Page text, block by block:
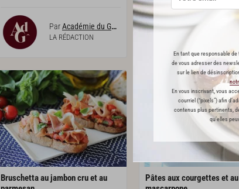
En tant que responsable de
de vous adresser des
sur le lien de
En vous inscrivant, vous
courriel (“pixels”) afin
contenus plus pertinents,
qu’elles
ParAcadémie du Goût
LA RÉDACTION
Par
Bruschetta au jambon cru et au
Pâtes aux courgettes et au